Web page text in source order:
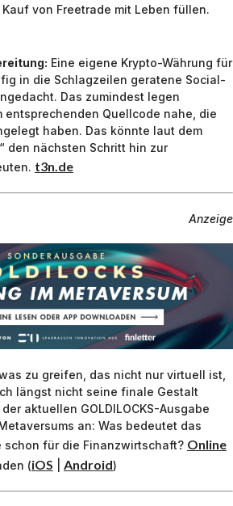
von Freetrade mit Leben füllen.
Eine eigene Krypto-Währung für
in die Schlagzeilen geratene Social-
Das zumindest legen
entsprechenden Quellcode nahe, die
haben. Das könnte laut dem
den nächsten Schritt hin zur
t3n.de
Anzeige
zu greifen, das nicht nur virtuell ist,
längst nicht seine finale Gestalt
aktuellen GOLDILOCKS-Ausgabe
an: Was bedeutet das
schon für die Finanzwirtschaft? Online
(iOS Android)